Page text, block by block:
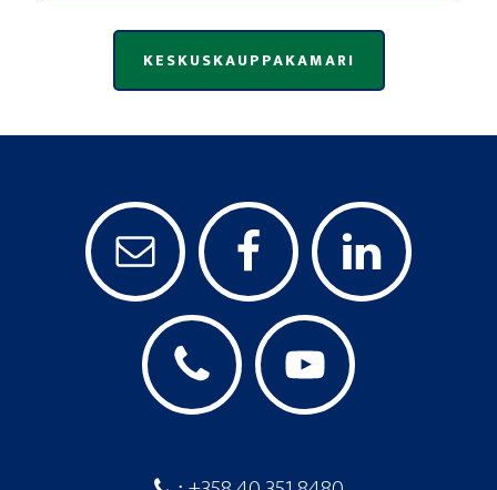
KESKUSKAUPPAKAMARI